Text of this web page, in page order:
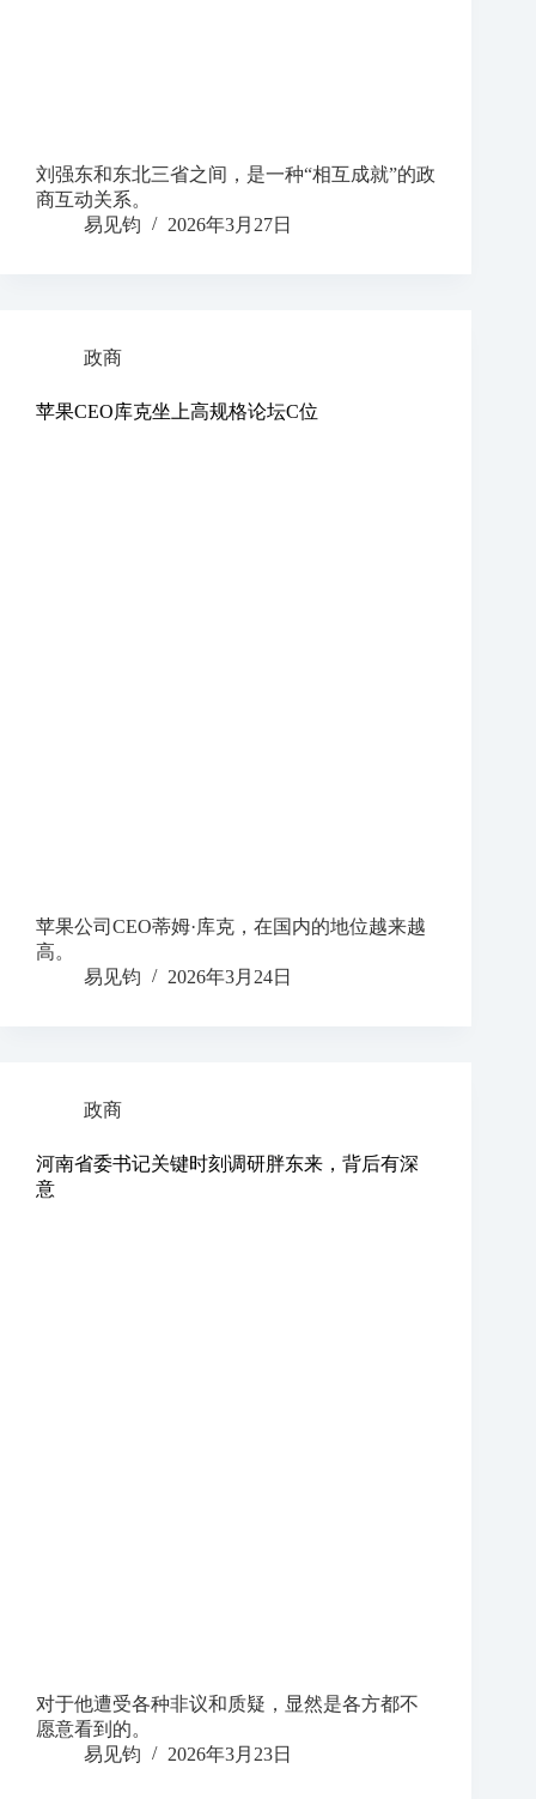
刘强东和东北三省之间，是一种“相互成就”的政
商互动关系。
易见钧
2026年3月27日
政商
苹果CEO库克坐上高规格论坛C位
苹果公司CEO蒂姆·库克，在国内的地位越来越
高。
易见钧
2026年3月24日
政商
河南省委书记关键时刻调研胖东来，背后有深
意
对于他遭受各种非议和质疑，显然是各方都不
愿意看到的。
易见钧
2026年3月23日